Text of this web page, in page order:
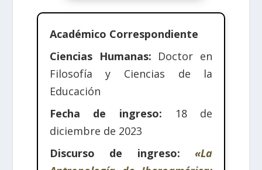
Académico Correspondiente
Ciencias Humanas: Doctor en
Filosofía y Ciencias de la
Educación
Fecha de ingreso: 18 de
diciembre de 2023
Discurso de ingreso:«La